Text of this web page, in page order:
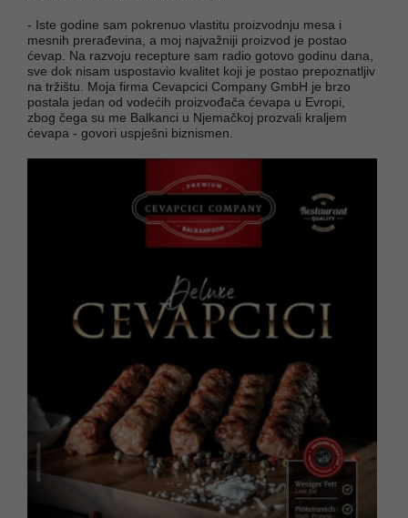
- Iste godine sam pokrenuo vlastitu proizvodnju mesa i
mesnih prerađevina, a moj najvažniji proizvod je postao
ćevap. Na razvoju recepture sam radio gotovo godinu dana,
sve dok nisam uspostavio kvalitet koji je postao prepoznatljiv
na tržištu. Moja firma Cevapcici Company GmbH je brzo
postala jedan od vodećih proizvođača ćevapa u Evropi,
zbog čega su me Balkanci u Njemačkoj prozvali kraljem
ćevapa - govori uspješni biznismen.